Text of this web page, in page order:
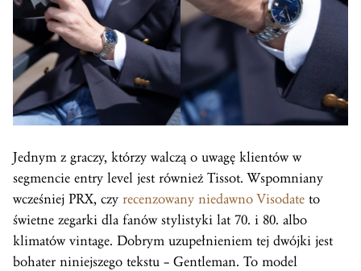
Jednym z graczy, którzy walczą o uwagę klientów w
segmencie entry level jest również Tissot. Wspomniany
wcześniej PRX, czy recenzowany niedawno Visodate to
świetne zegarki dla fanów stylistyki lat 70. i 80. albo
klimatów vintage. Dobrym uzupełnieniem tej dwójki jest
bohater niniejszego tekstu – Gentleman. To model